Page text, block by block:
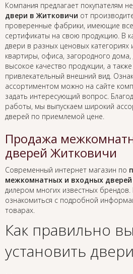
Компания предлагает покупателям
двери в Житковичи от
проверенные фабрики, имеющие
сертификаты на свою продукцию. В
двери в разных ценовых
квартиры, офиса, загородного дома,
высокое качество продукции, а
привлекательный внешний вид.
ассортиментом можно на сайте
задать интересующий вопрос.
работы, мы выпускаем широкий
дверей по приемлемой цене.
Продажа
дверей Житковичи
Современный интернет магазин по
межкомнатных и входных
дилером многих известных
ознакомиться с подробной
товарах.
Как правильно
установить